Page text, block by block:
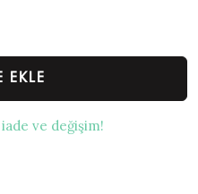
EKLE
ve değişim!